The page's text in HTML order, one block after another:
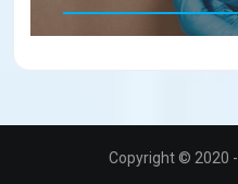
Copyright © 2020 -